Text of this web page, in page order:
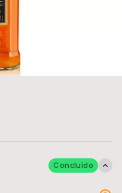
Concluído